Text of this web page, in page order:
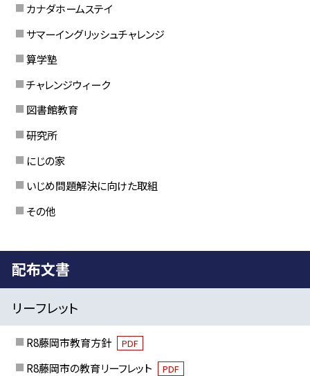
カナダホームステイ
サマーイングリッシュチャレンジ
算学塾
チャレンジウィーク
図書館教育
研究所
にじの家
いじめ問題解決に向けた取組
その他
配布文書
リーフレット
R8藤岡市教育方針 PDF
R8藤岡市の教育リーフレット PDF